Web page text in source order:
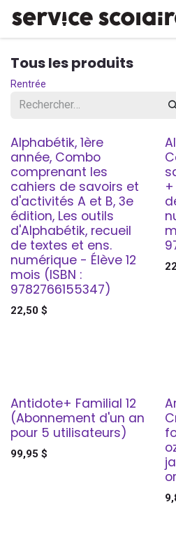
Tous les produits
Rentrée
Alphabétik, 1ère
année, Combo
comprenant les
cahiers de savoirs et
d'activités A et B, 3e
édition, Les outils
d'Alphabétik, recueil
de textes et ens.
numérique - Élève 12
mois (ISBN :
9782766155347)
22,50 $
Antidote+ Familial 12
(Abonnement d'un an
pour 5 utilisateurs)
99,95 $